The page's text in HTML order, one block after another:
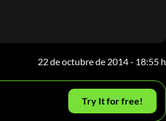
22 de octubre de 2014 - 18:55 h
Try It for free!